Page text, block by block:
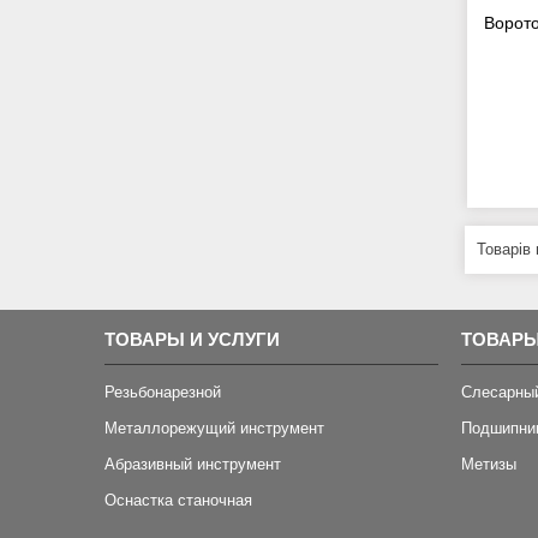
ТОВАРЫ И УСЛУГИ
Резьбонарезной
Металлорежущий инструмент
Абразивный инструмент
Оснастка станочная
Метизы